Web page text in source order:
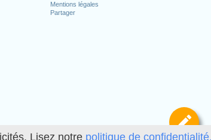
Lisez notre politique de
Mentions légales
Partager